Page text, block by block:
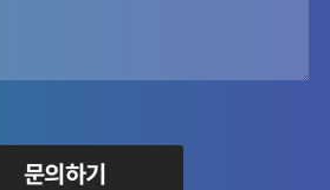
문의하기